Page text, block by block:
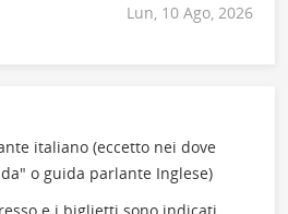
Lun, 10 Ago, 2026
italiano (eccetto nei dove
o guida parlante Inglese)
e i biglietti sono indicati